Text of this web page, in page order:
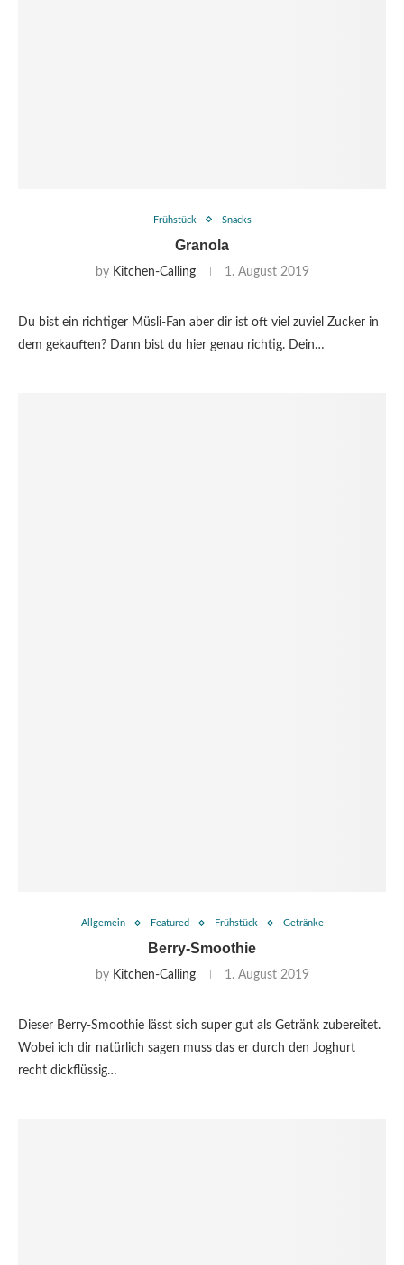
Frühstück Snacks
Granola
by Kitchen-Calling 1. August 2019
Du bist ein richtiger Müsli-Fan aber dir ist oft viel zuviel Zucker in
dem gekauften? Dann bist du hier genau richtig. Dein…
Allgemein Featured Frühstück Getränke
Berry-Smoothie
by Kitchen-Calling 1. August 2019
Dieser Berry-Smoothie lässt sich super gut als Getränk zubereitet.
Wobei ich dir natürlich sagen muss das er durch den Joghurt
recht dickflüssig…